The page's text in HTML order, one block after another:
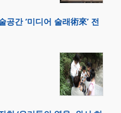
간 ‘미디어 술래術來’ 전